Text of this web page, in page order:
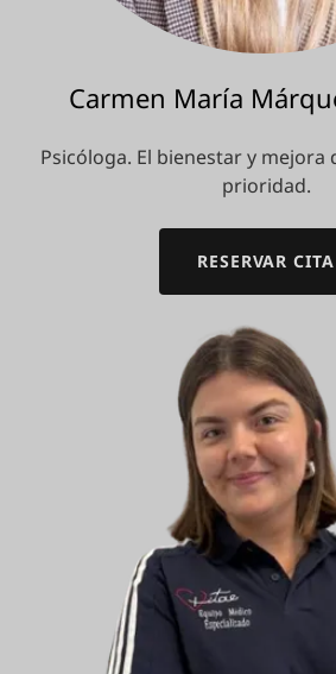
Carmen María
Psicóloga. El bienestar y mejora
prioridad.
RESERVAR CITA